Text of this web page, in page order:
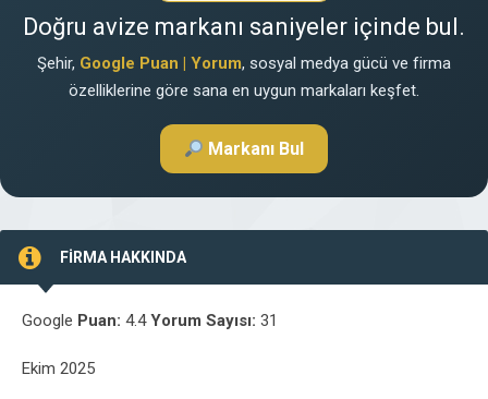
Doğru avize markanı saniyeler içinde bul.
Şehir, Google Puan | Yorum, sosyal medya gücü ve firma
özelliklerine göre sana en uygun markaları keşfet.
Markanı Bul
FİRMA HAKKINDA
Google Puan: 4.4Yorum Sayısı: 31
Ekim 2025